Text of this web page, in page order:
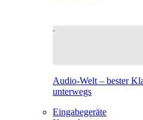
Audio-Welt – bester
unterwegs
Eingabegeräte